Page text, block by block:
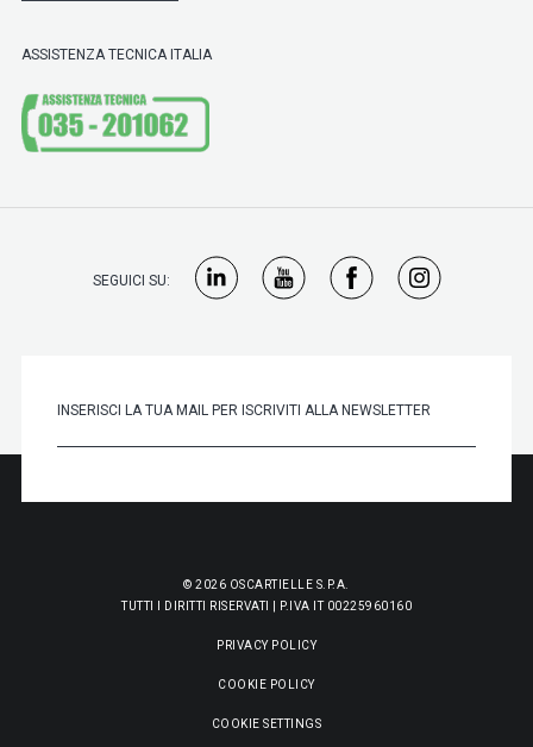
ASSISTENZA TECNICA ITALIA
SEGUICI SU:
© 2026 OSCARTIELLE S.P.A.
TUTTI I DIRITTI RISERVATI | P.IVA IT 00225960160
PRIVACY POLICY
COOKIE POLICY
COOKIE SETTINGS